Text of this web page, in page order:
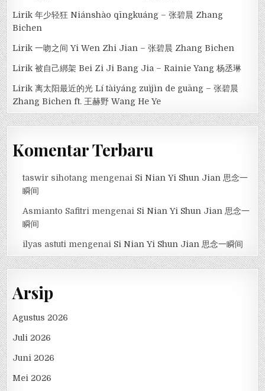
Lirik 年少轻狂 Niánshào qīngkuáng – 张碧晨 Zhang
Bichen
Lirik 一吻之间 Yi Wen Zhi Jian – 张碧晨 Zhang Bichen
Lirik 被自己綁架 Bei Zi Ji Bang Jia – Rainie Yang 杨丞琳
Lirik 离太阳最近的光 Lí tàiyáng zuìjìn de guāng – 张碧晨
Zhang Bichen ft. 王赫野 Wang He Ye
Komentar Terbaru
taswir sihotang mengenai Si Nian Yi Shun Jian 思念一
瞬间
Asmianto Safitri mengenai Si Nian Yi Shun Jian 思念一
瞬间
ilyas astuti mengenai Si Nian Yi Shun Jian 思念一瞬间
Arsip
Agustus 2026
Juli 2026
Juni 2026
Mei 2026